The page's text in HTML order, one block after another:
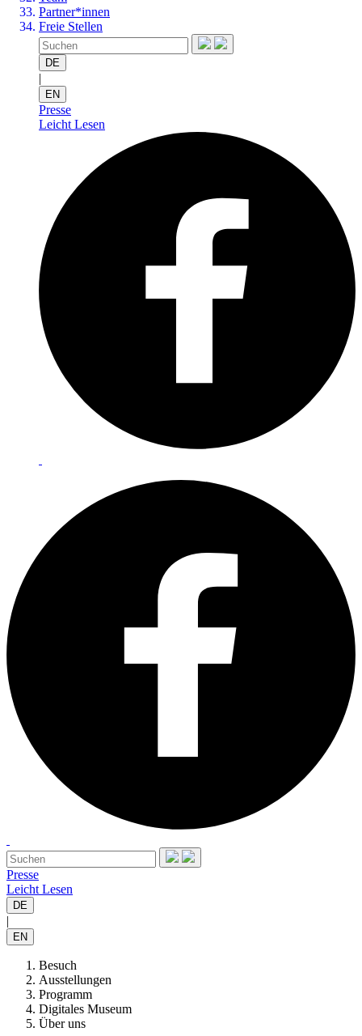
Partner*innen
Freie Stellen
DE
|
EN
Presse
Leicht Lesen
Presse
Leicht Lesen
DE
|
EN
Besuch
Ausstellungen
Programm
Digitales Museum
Über uns